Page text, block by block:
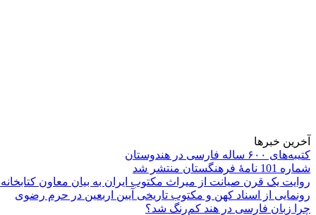
آخرین خبرها
کتیبه‌های ۶۰۰ ساله فارسی در هندوستان
شماره 101 نامۀ فرهنگستان منتشر شد
روایت یک قرن صیانت از میراث مکتوب ایران به بیان معاون
رونمایی از اسناد کهن و مکتوب تاریخی آیین اربعین در حرم رضوی
چرا زبان فارسی در هند کم‌رنگ شد؟